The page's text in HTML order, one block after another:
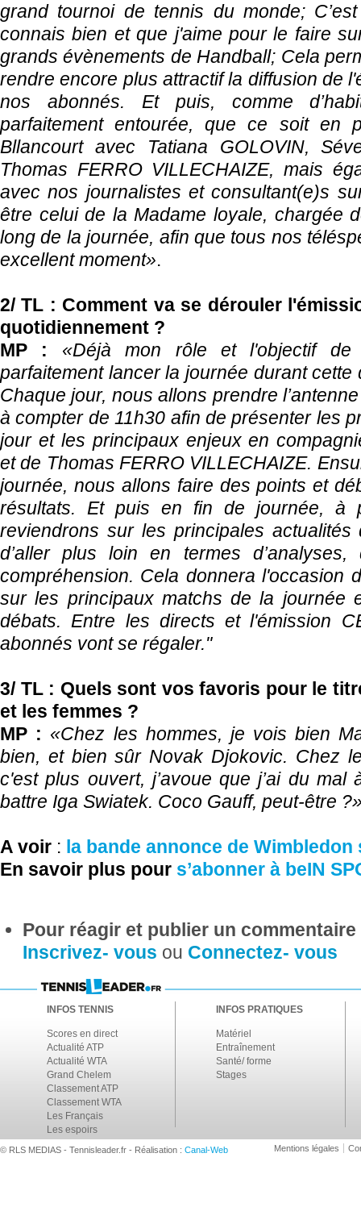
grand tournoi de tennis du monde;
connais bien et que j'aime pour le faire
grands évènements de Handball; Cela
rendre encore plus attractif la diffusion de
nos abonnés. Et puis, comme
parfaitement entourée, que ce soit en
Bllancourt avec Tatiana GOLOVIN,
Thomas FERRO VILLECHAIZE, mais
avec nos journalistes et consultant(e)s
être celui de la Madame loyale, chargée
long de la journée, afin que tous nos
excellent moment».
2/ TL : Comment va se dérouler
quotidiennement ?
MP :
«Déjà mon rôle et l'objectif de
parfaitement lancer la journée durant
Chaque jour, nous allons prendre
à compter de 11h30 afin de présenter les
jour et les principaux enjeux en
et de Thomas FERRO VILLECHAIZE.
journée, nous allons faire des points et
résultats. Et puis en fin de journée, à
reviendrons sur les principales
d’aller plus loin en termes d’analyses,
compréhension. Cela donnera l'occasion
sur les principaux matchs de la journée
débats. Entre les directs et l'émission
abonnés vont se régaler."
3/ TL : Quels sont vos favoris pour le
et les femmes ?
MP : «Chez les hommes, je vois bien
bien, et bien sûr Novak Djokovic. Chez
c'est plus ouvert, j’avoue que j’ai du
battre Iga Swiatek. Coco Gauff, peut-être
A voir : la bande annonce de Wimbledon
En savoir plus pour s’abonner à beIN
Pour réagir et publier un
Inscrivez- vous ou Connectez- vous
INFOS TENNIS
Scores en direct
Actualité ATP
Actualité WTA
Grand Chelem
Classement ATP
Classement WTA
Les Français
Les espoirs
INFOS PRATIQUES
Matériel
Entraînement
Santé/ forme
Stages
© RLS MEDIAS - Tennisleader.fr - Réalisation : Canal-Web Mentions légales